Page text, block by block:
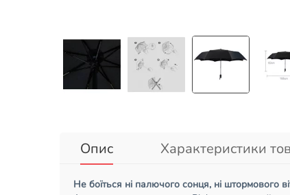
Опис Характеристики
Не боїться ні палючого сонця, ні штормового